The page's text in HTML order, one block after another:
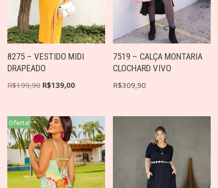
8275 – VESTIDO MIDI
DRAPEADO
R$199,90 R$139,00
7519 – CALÇA MONTARIA
CLOCHARD VIVO
R$309,90
Oferta!